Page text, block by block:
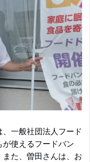
一般社団法人フード
使えるフードバン
た、曽田さんは、お